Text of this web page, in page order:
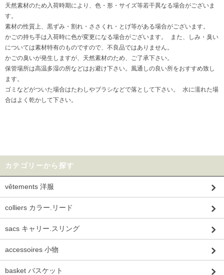
天然素材のため入荷時期により、色・形・サイズ等若干異なる場合がございま
す。
素材の性質上、黒ずみ・割れ・ささくれ・とげ等がある場合がございます。
かごの持ち手は入荷時に色が変更になる場合がございます。 また、しみ・臭い
については素材特有のものですので、不良品ではありません。
かごの臭いが発生しますが、天然素材のため、ご了承下さい。
保管場所は高温多湿の所などはお避け下さい。風通しの良い所をおすすめ致し
ます。
ゴミなどがついた場合はたわしやブラシなどで落として下さい。 水に濡れた場
合はよく乾かして下さい。
カテゴリーから探す
vêtements 洋服
colliers カラー.リード
sacs キャリー.スリング
accessoires 小物
basket バスケット